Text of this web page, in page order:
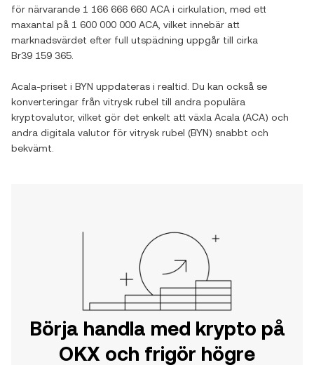
för närvarande 1 166 666 660 ACA i cirkulation, med ett
maxantal på 1 600 000 000 ACA , vilket innebär att
marknadsvärdet efter full utspädning uppgår till cirka
Br39 159 365
Acala-priset i BYN uppdateras i realtid. Du kan också se
konverteringar från vitrysk rubel till andra populära
kryptovalutor, vilket gör det enkelt att växla Acala (ACA) och
andra digitala valutor för vitrysk rubel (BYN) snabbt och
bekvämt.
Börja handla med krypto på
OKX och frigör högre